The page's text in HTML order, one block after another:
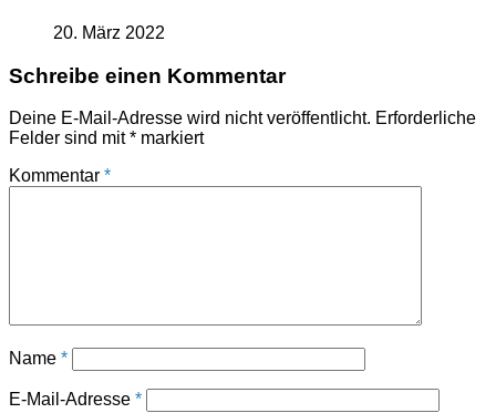
20. März 2022
Schreibe einen Kommentar
Deine E-Mail-Adresse wird nicht veröffentlicht. Erforderliche
Felder sind mit* markiert
Kommentar *
Name *
E-Mail-Adresse *